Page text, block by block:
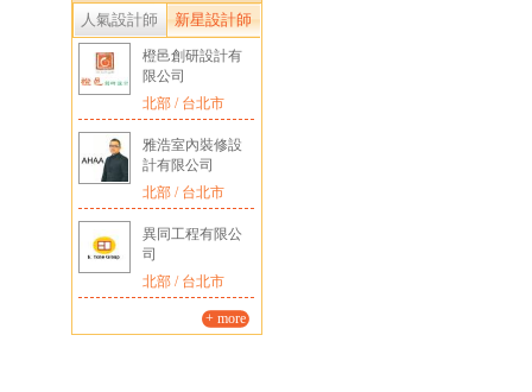
人氣設計師 新星設計師
橙邑創研設計有
限公司
北部 / 台北市
雅浩室內裝修設
計有限公司
北部 / 台北市
異同工程有限公
司
北部 / 台北市
+ more